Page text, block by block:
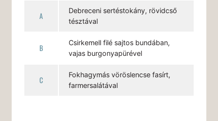
A
Debreceni sertéstokány, rövidcső
tésztával
B
Csirkemell filé sajtos bundában,
vajas burgonyapürével
C
Fokhagymás vöröslencse fasírt,
farmersalátával